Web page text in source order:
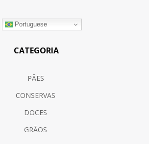
Portuguese
CATEGORIA
PÃES
CONSERVAS
DOCES
GRÃOS